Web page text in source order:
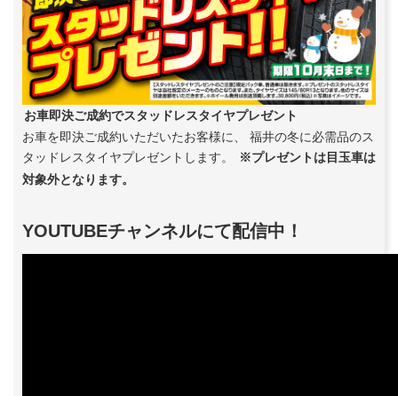
お車即決ご成約でスタッドレスタイヤプレゼント
お車を即決ご成約いただいたお客様に、 福井の冬に必需品のス
タッドレスタイヤプレゼントします。
※プレゼントは目玉車は
対象外となります。
YOUTUBEチャンネルにて配信中！